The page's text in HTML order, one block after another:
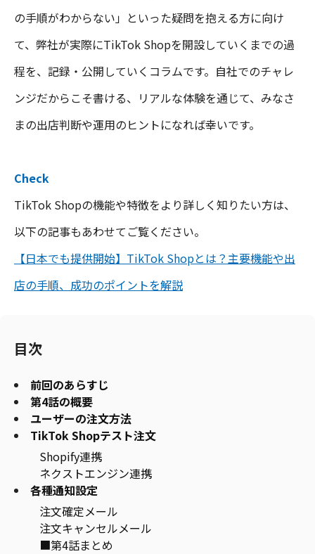
の手順がわからない」といった疑問を抱える方に向け
て、弊社が実際にTikTok Shopを開設していくまでの過
程を、記録・公開していくコラムです。自社でのチャレ
ンジだからこそ書ける、リアルな体験を通じて、みなさ
まの出店判断や運用のヒントになれば幸いです。
Check
TikTok Shopの機能や特徴をより詳しく知りたい方は、
以下の記事もあわせてご覧ください。
【日本でも提供開始】TikTok Shopとは？主要機能や出
店の手順、成功のポイントを解説
目次
前回のあらすじ
第4話の概要
ユーザーの注文方法
TikTok Shopテスト注文
Shopify連携
ネクストエンジン連携
各種通知設定
注文確定メール
注文キャンセルメール
■第4話まとめ